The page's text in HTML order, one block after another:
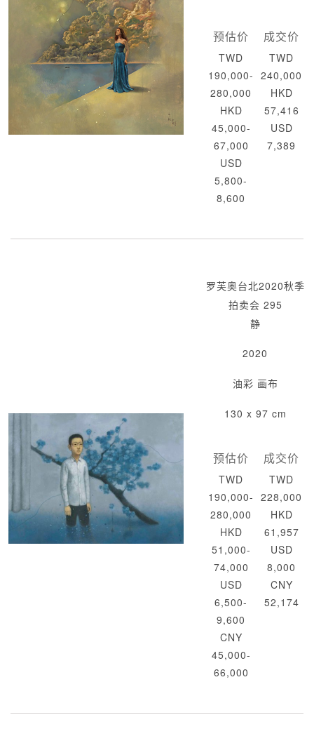
预估价
TWD
190,000-
280,000
HKD
45,000-
67,000
USD
5,800-
8,600
成交价
TWD
240,000
HKD
57,416
USD
7,389
罗芙奥台北2020秋季
拍卖会 295
静
2020
油彩 画布
130 x 97 cm
预估价
TWD
190,000-
280,000
HKD
51,000-
74,000
USD
6,500-
9,600
CNY
45,000-
66,000
成交价
TWD
228,000
HKD
61,957
USD
8,000
CNY
52,174